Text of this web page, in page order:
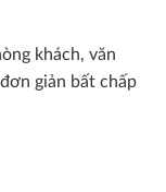
khách, văn
giản bất chấp